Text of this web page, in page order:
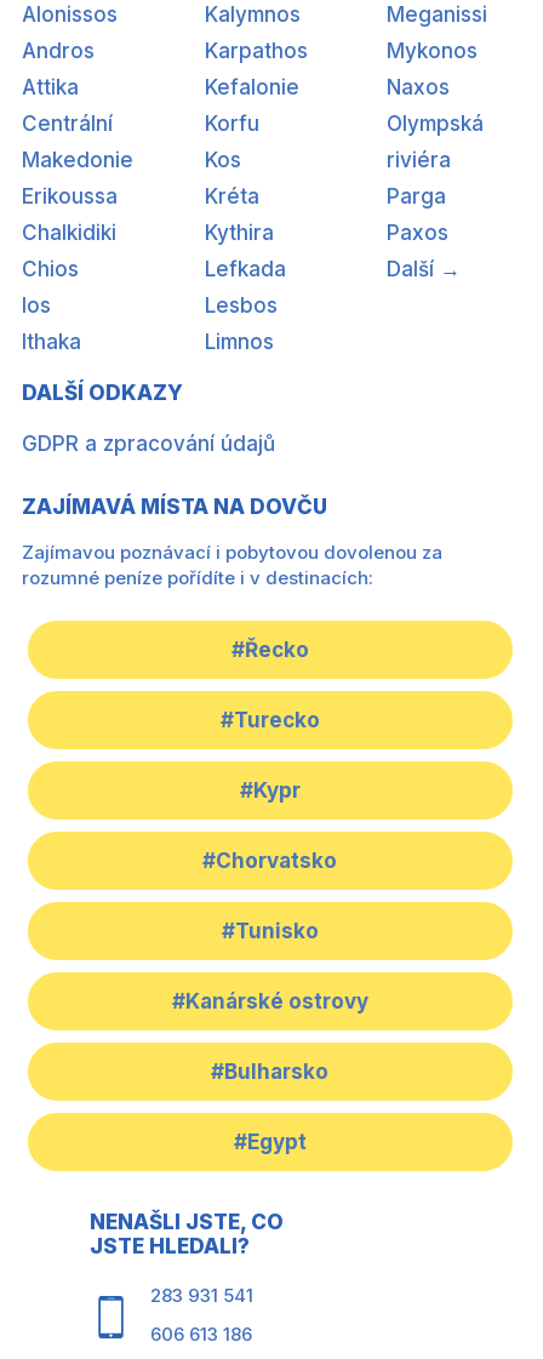
Alonissos
Andros
Attika
Centrální
Makedonie
Erikoussa
Chalkidiki
Chios
Ios
Ithaka
Kalymnos
Karpathos
Kefalonie
Korfu
Kos
Kréta
Kythira
Lefkada
Lesbos
Limnos
Meganissi
Mykonos
Naxos
Olympská
riviéra
Parga
Paxos
Další →
DALŠÍ ODKAZY
GDPR a zpracování údajů
ZAJÍMAVÁ MÍSTA NA DOVČU
Zajímavou poznávací i pobytovou dovolenou za
rozumné peníze pořídíte i v destinacích:
#Řecko
#Turecko
#Kypr
#Chorvatsko
#Tunisko
#Kanárské ostrovy
#Bulharsko
#Egypt
NENAŠLI JSTE, CO
JSTE HLEDALI?
283 931 541
606 613 186